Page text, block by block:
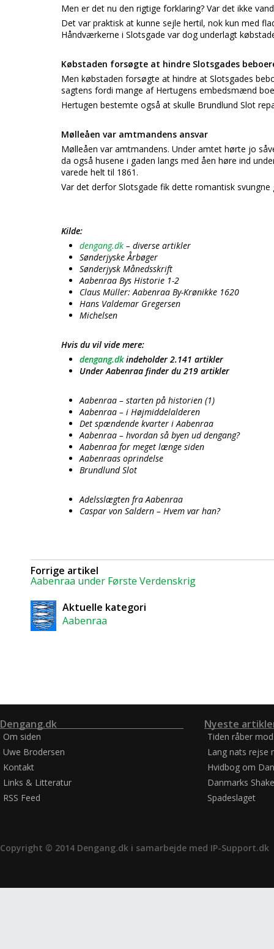
Men er det nu den rigtige forklaring? Var det ikke
Det var praktisk at kunne sejle hertil, nok kun med
Håndværkerne i Slotsgade var dog underlagt
Købstaden forsøgte at hindre Slotsgades
Men købstaden forsøgte at hindre at Slotsgades
sagtens fordi mange af Hertugens embedsmænd
Hertugen bestemte også at skulle Brundlund Slot
Mølleåen var amtmandens ansvar
Mølleåen var amtmandens. Under amtet hørte jo
da også husene i gaden langs med åen høre ind
varede helt til 1861.
Var det derfor Slotsgade fik dette romantisk svungne
Kilde:
dengang.dk – diverse artikler
Sønderjyske Årbøger
Sønderjysk Månedsskrift
Aabenraa Bys Historie 1-2
Claus Müller: Aabenraa By-Krønikke 1620
Hans Valdemar Gregersen
Michelsen
Hvis du vil vide mere:
dengang.dkindeholder 2.141 artikler
Under Aabenraa finder du 219 artikler
Aabenraa – starten på historien (1)
Aabenraa – i Højmiddelalderen
Det spændende kvarter i Aabenraa
Aabenraa – hvordan så byen ud dengang?
Aabenraa for meget længe siden
Aabenraas oprindelse
Brundlund Slot
Adelsslægten fra Aabenraa
Caspar von Saldern – Hvem var han?
Forrige artikel
Aabenraa under Første Verdenskrig
Aktuelle kategori
Aabenraa
Dengang.dk
Om siden
Uwe Brodersen
Kontakt
Links & Litteratur
RSS Feed
Nyeste
Tiden råber
Lang nats rejse
Hvidbog om
Danmarks
Spadeslaget
Copyright © 2014 Dengang.dk i samarbejde med IP-Support.dk